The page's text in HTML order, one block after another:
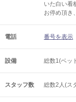
いた白い看
お停め頂き
電話 番号を表示
設備 総数1(ベッ
スタッフ数 総数2人(ス